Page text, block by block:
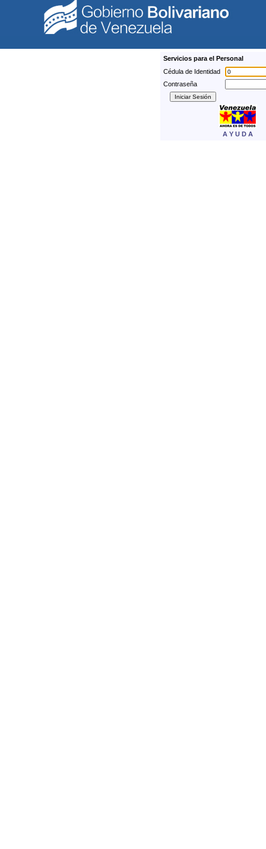
Servicios para el Personal
Cédula de Identidad
Contraseña
A Y U D A